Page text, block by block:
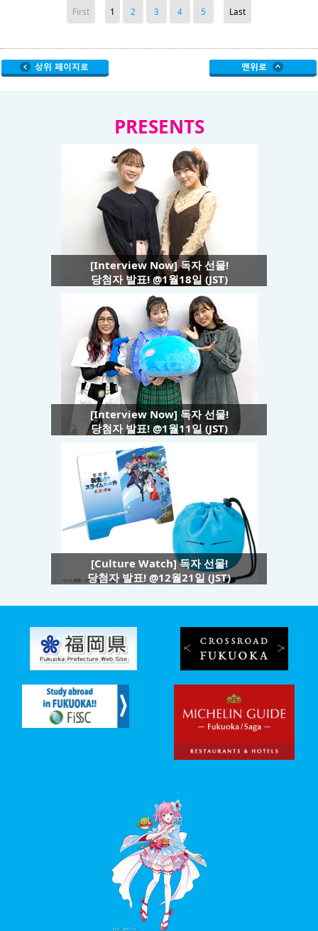
First 1 2 3 4 5 Last
PRESENTS
[Interview Now] 독자 선물!
당첨자 발표! @1월18일 (JST)
[Interview Now] 독자 선물!
당첨자 발표! @1월11일 (JST)
[Culture Watch] 독자 선물!
당첨자 발표! @12월21일 (JST)